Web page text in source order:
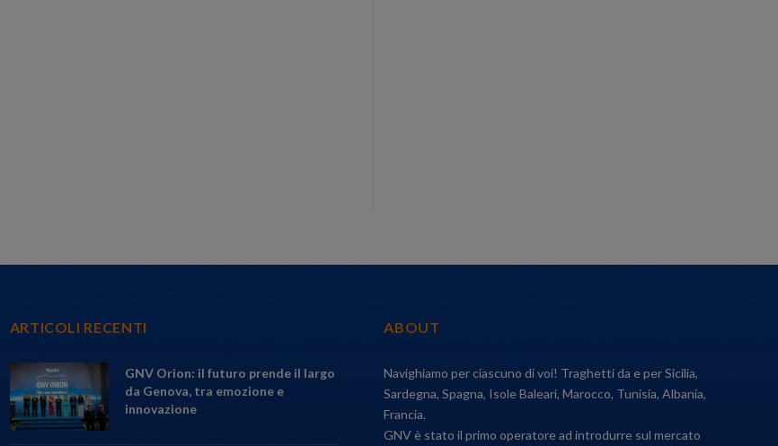
ARTICOLI RECENTI
GNV Orion: il futuro prende il largo
da Genova, tra emozione e
innovazione
ABOUT
Navighiamo per ciascuno di voi! Traghetti da e per Sicilia,
Sardegna, Spagna, Isole Baleari, Marocco, Tunisia, Albania,
Francia.
GNV è stato il primo operatore ad introdurre sul mercato